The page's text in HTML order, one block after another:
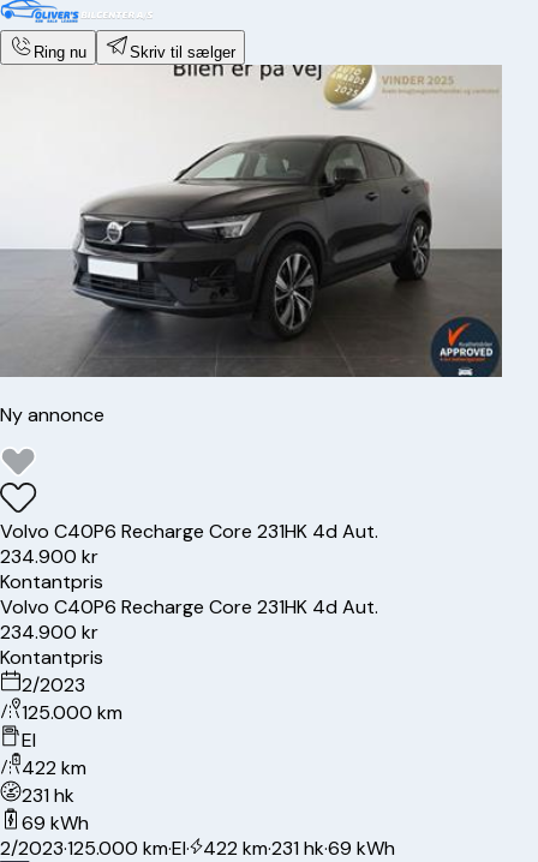
Ring nu Skriv til sælger
Ny annonce
Volvo C40P6 Recharge Core 231HK 4d Aut.
234.900 kr
Kontantpris
Volvo C40P6 Recharge Core 231HK 4d Aut.
234.900 kr
Kontantpris
2/2023
125.000 km
El
422 km
231 hk
69 kWh
2/2023·125.000 km·El· 422 km·231 hk·69 kWh